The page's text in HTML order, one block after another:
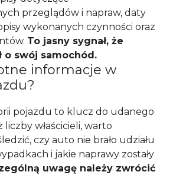
przeglądów i napraw, daty
wykonanych czynności oraz
To jasny sygnał, że
o swój samochód.
informacje w
pojazdu to klucz do udanego
właścicieli, warto
czy auto nie brało udziału
i jakie naprawy zostały
uwagę należy zwrócić